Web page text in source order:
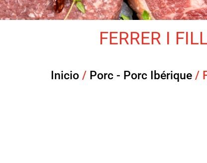
FERRER I
Inicio / Porc - Porc Ibérique /